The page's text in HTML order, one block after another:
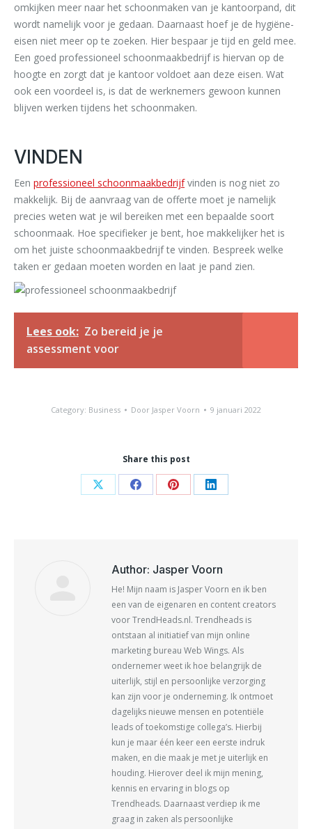
omkijken meer naar het schoonmaken van je kantoorpand, dit
wordt namelijk voor je gedaan. Daarnaast hoef je de hygiëne-
eisen niet meer op te zoeken. Hier bespaar je tijd en geld mee.
Een goed professioneel schoonmaakbedrijf is hiervan op de
hoogte en zorgt dat je kantoor voldoet aan deze eisen. Wat
ook een voordeel is, is dat de werknemers gewoon kunnen
blijven werken tijdens het schoonmaken.
VINDEN
Een professioneel schoonmaakbedrijfvinden is nog niet zo
makkelijk. Bij de aanvraag van de offerte moet je namelijk
precies weten wat je wil bereiken met een bepaalde soort
schoonmaak. Hoe specifieker je bent, hoe makkelijker het is
om het juiste schoonmaakbedrijf te vinden. Bespreek welke
taken er gedaan moeten worden en laat je pand zien.
Lees ook: Zo bereid je je
assessment voor
Category: Business Door Jasper Voorn 9 januari 2022
Share this post
Share Share Share Share
Author: Jasper Voorn
He! Mijn naam is Jasper Voorn en ik ben
een van de eigenaren en content creators
voor TrendHeads.nl. Trendheads is
ontstaan al initiatief van mijn online
marketing bureau Web Wings. Als
ondernemer weet ik hoe belangrijk de
uiterlijk, stijl en persoonlijke verzorging
kan zijn voor je onderneming. Ik ontmoet
dagelijks nieuwe mensen en potentiële
leads of toekomstige collega’s. Hierbij
kun je maar één keer een eerste indruk
maken, en die maak je met je uiterlijk en
houding. Hierover deel ik mijn mening,
kennis en ervaring in blogs op
Trendheads. Daarnaast verdiep ik me
graag in zaken als persoonlijke